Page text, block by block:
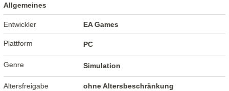
Allgemeines
Entwickler EA Games
Plattform PC
Genre Simulation
Altersfreigabe ohne Altersbeschränkung